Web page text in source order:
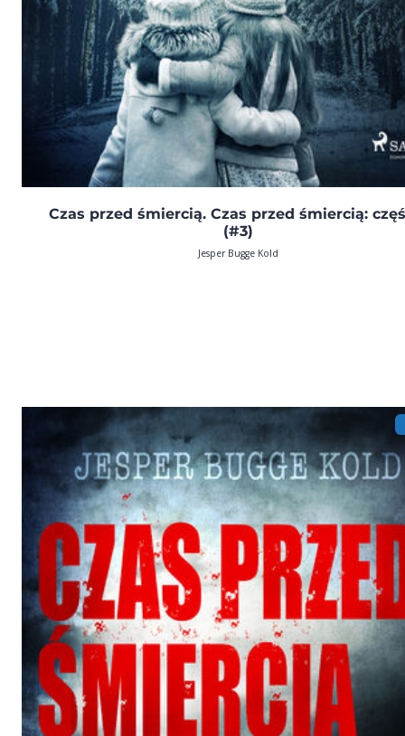
Czas przed śmiercią. Czas przed śmiercią:
(#3)
Jesper Bugge Kold